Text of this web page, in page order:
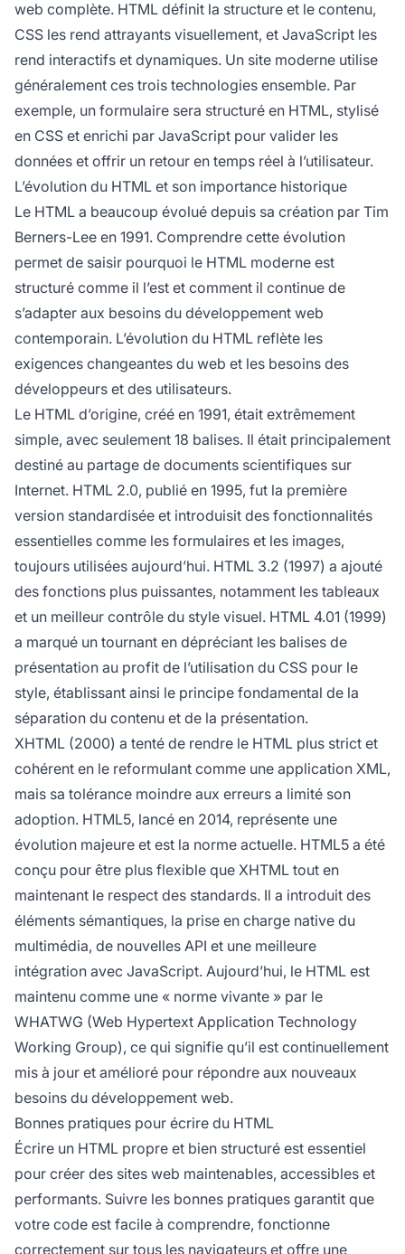
web complète. HTML définit la structure et le contenu,
CSS les rend attrayants visuellement, et JavaScript les
rend interactifs et dynamiques. Un site moderne utilise
généralement ces trois technologies ensemble. Par
exemple, un formulaire sera structuré en HTML, stylisé
en CSS et enrichi par JavaScript pour valider les
données et offrir un retour en temps réel à l’utilisateur.
L’évolution du HTML et son importance historique
Le HTML a beaucoup évolué depuis sa création par Tim
Berners-Lee en 1991. Comprendre cette évolution
permet de saisir pourquoi le HTML moderne est
structuré comme il l’est et comment il continue de
s’adapter aux besoins du développement web
contemporain. L’évolution du HTML reflète les
exigences changeantes du web et les besoins des
développeurs et des utilisateurs.
Le HTML d’origine, créé en 1991, était extrêmement
simple, avec seulement 18 balises. Il était principalement
destiné au partage de documents scientifiques sur
Internet. HTML 2.0, publié en 1995, fut la première
version standardisée et introduisit des fonctionnalités
essentielles comme les formulaires et les images,
toujours utilisées aujourd’hui. HTML 3.2 (1997) a ajouté
des fonctions plus puissantes, notamment les tableaux
et un meilleur contrôle du style visuel. HTML 4.01 (1999)
a marqué un tournant en dépréciant les balises de
présentation au profit de l’utilisation du CSS pour le
style, établissant ainsi le principe fondamental de la
séparation du contenu et de la présentation.
XHTML (2000) a tenté de rendre le HTML plus strict et
cohérent en le reformulant comme une application XML,
mais sa tolérance moindre aux erreurs a limité son
adoption. HTML5, lancé en 2014, représente une
évolution majeure et est la norme actuelle. HTML5 a été
conçu pour être plus flexible que XHTML tout en
maintenant le respect des standards. Il a introduit des
éléments sémantiques, la prise en charge native du
multimédia, de nouvelles API et une meilleure
intégration avec JavaScript. Aujourd’hui, le HTML est
maintenu comme une « norme vivante » par le
WHATWG (Web Hypertext Application Technology
Working Group), ce qui signifie qu’il est continuellement
mis à jour et amélioré pour répondre aux nouveaux
besoins du développement web.
Bonnes pratiques pour écrire du HTML
Écrire un HTML propre et bien structuré est essentiel
pour créer des sites web maintenables, accessibles et
performants. Suivre les bonnes pratiques garantit que
votre code est facile à comprendre, fonctionne
correctement sur tous les navigateurs et offre une